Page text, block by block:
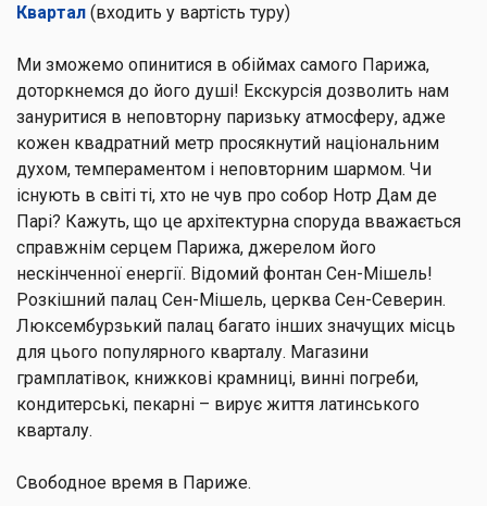
Квартал (входить у вартість туру)
Ми зможемо опинитися в обіймах самого Парижа,
доторкнемся до його душі! Екскурсія дозволить нам
зануритися в неповторну паризьку атмосферу, адже
кожен квадратний метр просякнутий національним
духом, темпераментом і неповторним шармом. Чи
існують в світі ті, хто не чув про собор Нотр Дам де
Парі? Кажуть, що це архітектурна споруда вважається
справжнім серцем Парижа, джерелом його
нескінченної енергії. Відомий фонтан Сен-Мішель!
Розкішний палац Сен-Мішель, церква Сен-Северин.
Люксембурзький палац багато інших значущих місць
для цього популярного кварталу. Магазини
грамплатівок, книжкові крамниці, винні погреби,
кондитерські, пекарні – вирує життя латинського
кварталу.
Свободное время в Париже.